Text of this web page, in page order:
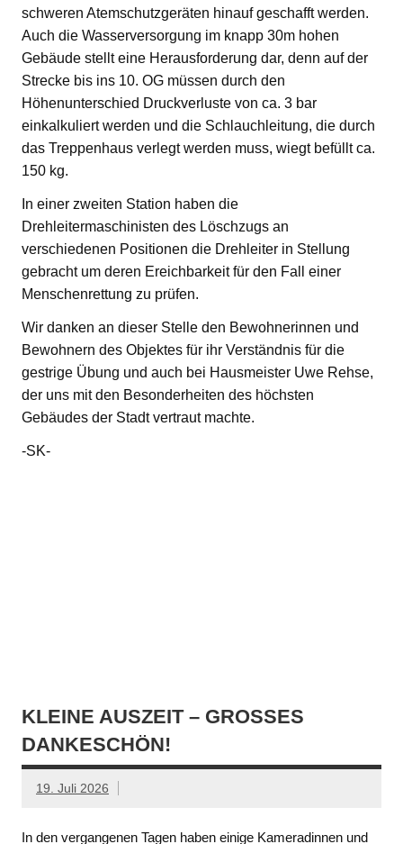
schweren Atemschutzgeräten hinauf geschafft werden.
Auch die Wasserversorgung im knapp 30m hohen
Gebäude stellt eine Herausforderung dar, denn auf der
Strecke bis ins 10. OG müssen durch den
Höhenunterschied Druckverluste von ca. 3 bar
einkalkuliert werden und die Schlauchleitung, die durch
das Treppenhaus verlegt werden muss, wiegt befüllt ca.
150 kg.
In einer zweiten Station haben die
Drehleitermaschinisten des Löschzugs an
verschiedenen Positionen die Drehleiter in Stellung
gebracht um deren Ereichbarkeit für den Fall einer
Menschenrettung zu prüfen.
Wir danken an dieser Stelle den Bewohnerinnen und
Bewohnern des Objektes für ihr Verständnis für die
gestrige Übung und auch bei Hausmeister Uwe Rehse,
der uns mit den Besonderheiten des höchsten
Gebäudes der Stadt vertraut machte.
-SK-
KLEINE AUSZEIT – GROSSES D
ANKESCHÖN!
19. Juli 2026
In den vergangenen Tagen haben einige Kameradinnen und